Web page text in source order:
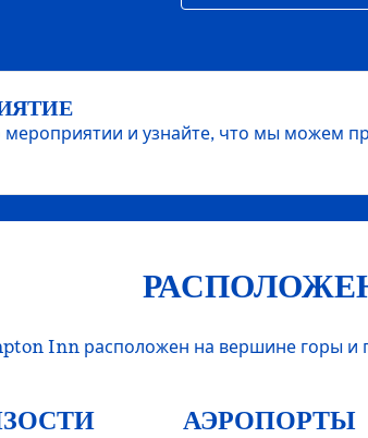
и узнайте, что мы можем
Inn расположен на вершине горы
АЭРОПОРТЫ